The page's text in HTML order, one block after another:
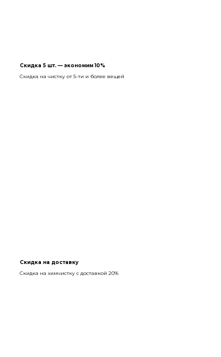
Скидка 5 шт. — экономим 10%
Скидка на чистку от 5-ти и более вещей
Скидка на доставку
Скидка на химчистку с доставкой 20%